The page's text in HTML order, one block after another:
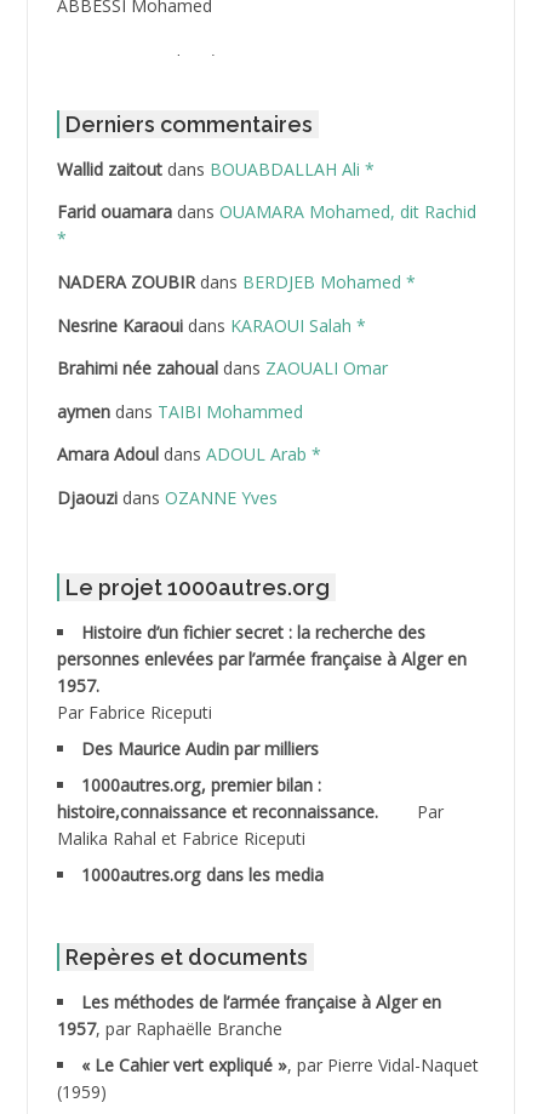
ABBESSI Mohamed
ABBOUR Azzedine *
ABDAT Amar
ABDEDDAIM Hamid
ABDELAZIZ Mohamed
ABDELHAFID Lakhdar
ABDELLI Mohamed
ABDELLI Mohamed *
ABDELMOUMENE Ahmed
ABDESMED Mohamed ben Kaddour
ABDESSELAMI Kouider
ABDESSLEM Ahmed dit le Coiffeur
ABDOUDOU
ABID Mohamed
ABNOUN Salah *
ACHACHE M.*
Derniers commentaires
Wallid zaitoutdans BOUABDALLAH Ali *
Farid ouamaradans OUAMARA Mohamed, dit Rachid
*
NADERA ZOUBIRdans BERDJEB Mohamed *
Nesrine Karaouidans KARAOUI Salah *
Brahimi née zahoualdans ZAOUALI Omar
aymendans TAIBI Mohammed
Amara Adouldans ADOUL Arab *
Djaouzidans OZANNE Yves
Le projet 1000autres.org
Histoire d’un fichier secret : la recherche des
personnes enlevées par l’armée française à Alger en
1957.
Par Fabrice Riceputi
Des Maurice Audin par milliers
1000autres.org, premier bilan :
histoire,connaissance et reconnaissance.
Par
Malika Rahal et Fabrice Riceputi
1000autres.org dans les media
Repères et documents
Les méthodes de l’armée française à Alger en
1957, par Raphaëlle Branche
« Le Cahier vert expliqué », par Pierre Vidal-Naquet
(1959)